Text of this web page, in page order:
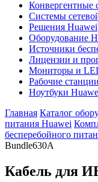
Конвергентные
Системы
Решения Huawei
Оборудование
Источники
Лицензии и
Мониторы и
Рабочие
Ноутбуки
Главная Каталог
питания Huawei
бесперебойного
Bundle630A
Кабель для